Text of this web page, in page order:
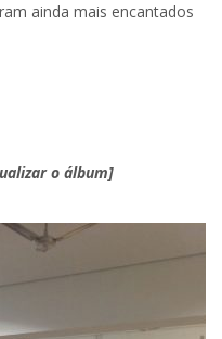
ainda mais encantados
o álbum]